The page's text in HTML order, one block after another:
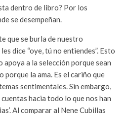
dentro de libro? Por los
se desempeñan.
que se burla de nuestro
dice “oye, tú no entiendes”. Esto
apoya a la selección porque sean
porque la ama. Es el cariño que
sentimentales. Sin embargo,
hacia todo lo que nos han
Al comparar al Nene Cubillas